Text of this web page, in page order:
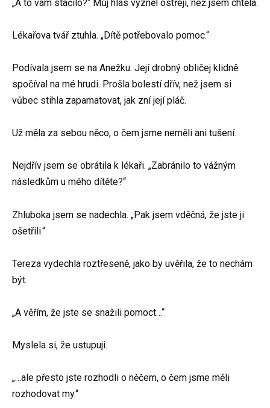
„A to vám stačilo?“ Můj hlas vyzněl ostřeji, než jsem chtěla.
Lékařova tvář ztuhla. „Dítě potřebovalo pomoc.“
Podívala jsem se na Anežku. Její drobný obličej klidně
spočíval na mé hrudi. Prošla bolestí dřív, než jsem si
vůbec stihla zapamatovat, jak zní její pláč.
Už měla za sebou něco, o čem jsme neměli ani tušení.
Nejdřív jsem se obrátila k lékaři. „Zabránilo to vážným
následkům u mého dítěte?“
Zhluboka jsem se nadechla. „Pak jsem vděčná, že jste ji
ošetřili.“
Tereza vydechla roztřeseně, jako by uvěřila, že to nechám
být.
„A věřím, že jste se snažili pomoct…“
Myslela si, že ustupuji.
„…ale přesto jste rozhodli o něčem, o čem jsme měli
rozhodovat my.“